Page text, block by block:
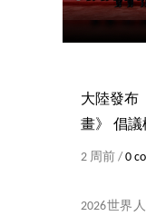
大陸發布
畫》 倡議
2 周前 / 0
2026世界